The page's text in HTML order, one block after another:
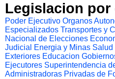
Legislacion por
Poder Ejecutivo Organos
Especializados Transportes y
Nacional de Elecciones
Judicial
Energia y Minas Salud
Exteriores Educacion
Ejecutores Superintendencia
Administradoras Privadas de